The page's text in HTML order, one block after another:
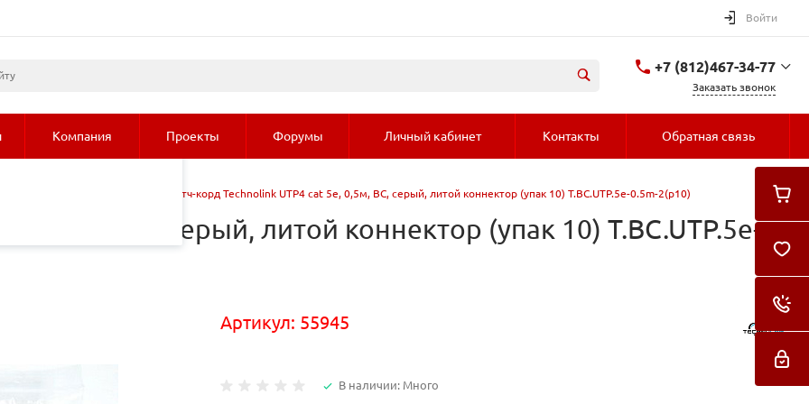
и третьими
страниц
Войти
+7 (812)467-34-77
ул. Курчатова 9 (БЦ
Выходные дни В не
заказы можно по
договоренности. т.
+79110204387
Заказать звонок
Компания Проекты Форумы Личный кабинет Контакты Обратная связь
Патч-корд Technolink UTP4 cat 5е, 0,5м, ВС, серый, литой коннектор (упак 10) T.BC.UTP.5e-0.5m-2(p10)
0,5м, ВС, серый, литой коннектор (упак 10) T.BC.UTP.5e-
Артикул: 55945
В наличии: Много